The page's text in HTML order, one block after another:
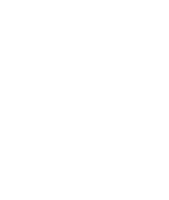
1969年10月師大家政教育系
全體學員合影照（館藏號